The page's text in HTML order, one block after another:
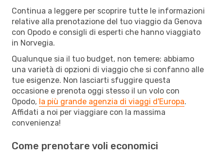
Continua a leggere per scoprire tutte le informazioni
relative alla prenotazione del tuo viaggio da Genova
con Opodo e consigli di esperti che hanno viaggiato
in Norvegia.
Qualunque sia il tuo budget, non temere: abbiamo
una varietà di opzioni di viaggio che si confanno alle
tue esigenze. Non lasciarti sfuggire questa
occasione e prenota oggi stesso il un volo con
Opodo, la più grande agenzia di viaggi d'Europa.
Affidati a noi per viaggiare con la massima
convenienza!
Come prenotare voli economici